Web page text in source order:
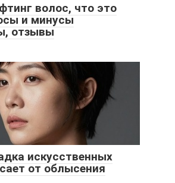
волос, что это
и минусы
отзывы
искусственных
от облысения